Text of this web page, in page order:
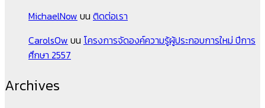
MichaelNow บน ติดต่อเรา
CarolsOw บน โครงการจัดองค์ความรู้ผู้ประกอบการใหม่ ปีการ
ศึกษา 2557
Archives